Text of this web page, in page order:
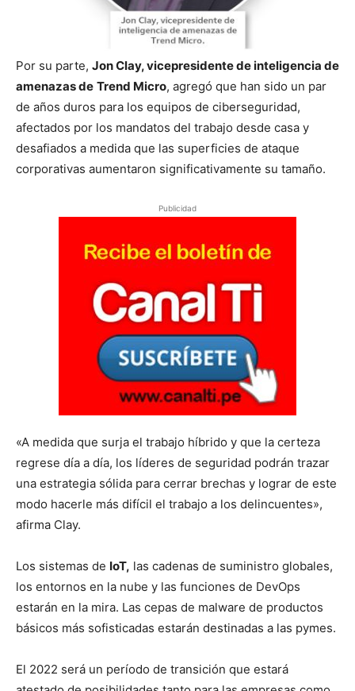
Por su parte, Jon Clay, vicepresidente de inteligencia de
amenazas de Trend Micro, agregó que han sido un par
de años duros para los equipos de ciberseguridad,
afectados por los mandatos del trabajo desde casa y
desafiados a medida que las superficies de ataque
corporativas aumentaron significativamente su tamaño.
Publicidad
«A medida que surja el trabajo híbrido y que la certeza
regrese día a día, los líderes de seguridad podrán trazar
una estrategia sólida para cerrar brechas y lograr de este
modo hacerle más difícil el trabajo a los delincuentes»,
afirma Clay.
Los sistemas de IoT, las cadenas de suministro globales,
los entornos en la nube y las funciones de DevOps
estarán en la mira. Las cepas de malware de productos
básicos más sofisticadas estarán destinadas a las pymes.
El 2022 será un período de transición que estará